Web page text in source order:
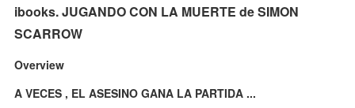
ibooks. JUGANDO CON LA MUERTE de SIMON
SCARROW
Overview
A VECES , EL ASESINO GANA LA PARTIDA ...